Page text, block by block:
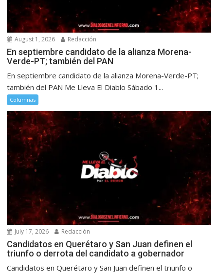
August 1, 2026 Redacción
En septiembre candidato de la alianza Morena-
Verde-PT; también del PAN
En septiembre candidato de la alianza Morena-Verde-PT;
también del PAN Me Lleva El Diablo Sábado 1...
Columnas
July 17, 2026 Redacción
Candidatos en Querétaro y San Juan definen el
triunfo o derrota del candidato a gobernador
Candidatos en Querétaro y San Juan definen el triunfo o